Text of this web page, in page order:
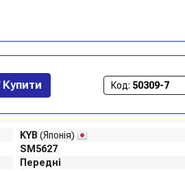
Купити Код: 50309-7
KYB (Японія)
SM5627
Передні